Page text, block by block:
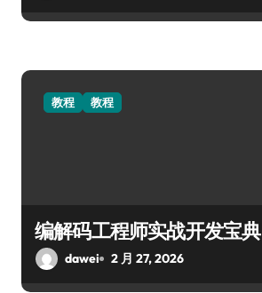
教程 教程
编解码工程师实战开发宝典
dawei 2 月 27, 2026